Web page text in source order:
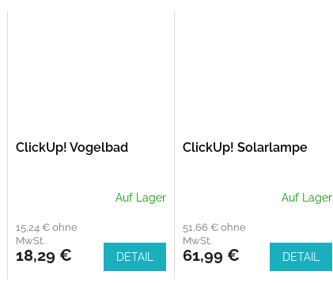
ClickUp! Vogelbad
Auf Lager
15,24 € ohne
MwSt.
18,29 € DETAIL
ClickUp! Solarlampe
Auf Lager
51,66 € ohne
MwSt.
61,99 € DETAIL